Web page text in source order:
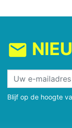
mail
Blijf op de hoogte